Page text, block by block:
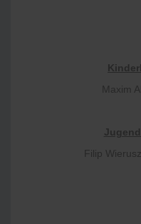
Maxim
Filip